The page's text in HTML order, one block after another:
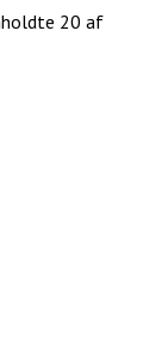
20 af